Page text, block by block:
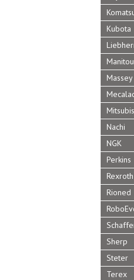
Kubota
Manitou
Nachi
NGK
Perkins
Rexroth
Rioned
Sherp
Steter
Terex